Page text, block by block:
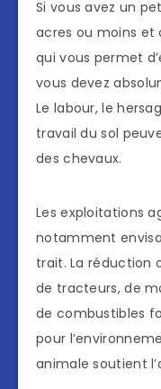
Si vous avez un
acres ou moins et
qui vous permet
vous devez
Le labour, le
travail du sol
des chevaux.
Les exploitations
notamment
trait. La réduction
de tracteurs, de
de combustibles
pour
animale soutient